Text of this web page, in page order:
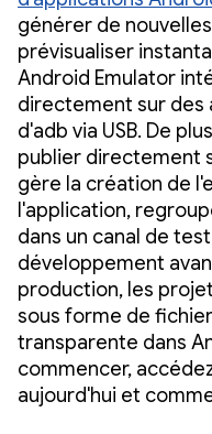
générer de
prévisualiser
Android Emulator
directement sur des
d'adb via USB. De
publier directement
gère la création de
l'application,
dans un canal de
développement
production, les
sous forme de
transparente dans
commencer,
aujourd'hui et